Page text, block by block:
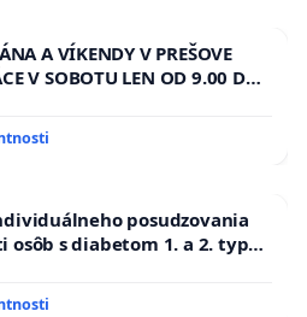
A VÍKENDY V PREŠOVE
V SOBOTU LEN OD 9.00 DO
TÝŽDEŇ CIEĽ 8.00 – 18.00
STAVBY C-AREA NA
posudzovania
osôb s diabetom 1. a 2. typu
zboru SR